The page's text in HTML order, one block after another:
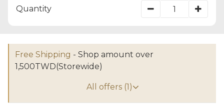
Quantity
Free Shipping - Shop amount over
1,500TWD(Storewide)
All offers (1)